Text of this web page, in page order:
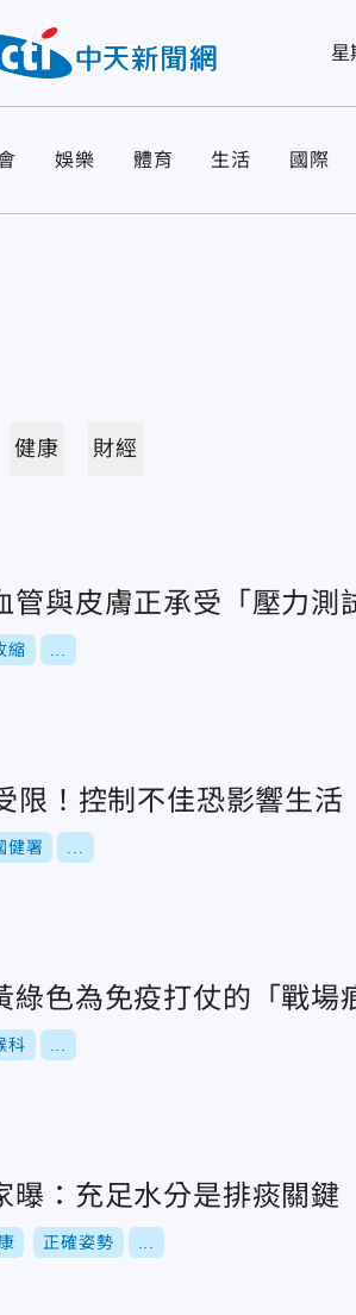
星
娛樂 體育 生活 國際
健康 財經
管與皮膚正承受「壓力測
縮
限！控制不佳恐影響生活
健署
色為免疫打仗的「戰場
科
：充足水分是排痰關鍵
正確姿勢